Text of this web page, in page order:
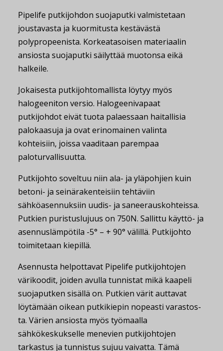
Pipelife putkijohdon suojaputki valmistetaan
joustavasta ja kuormitusta kestävästä
polypropeenista. Korkeatasoisen materiaalin
ansiosta suojaputki säilyttää muotonsa eikä
halkeile.
Jokaisesta putkijohtomallista löytyy myös
halogeeniton versio. Halogeenivapaat
putkijohdot eivät tuota palaessaan haitalli­sia
palokaasuja ja ovat erinomainen valinta
kohteisiin, joissa vaaditaan parempaa
paloturvallisuutta.
Putkijohto soveltuu niin ala- ja yläpohjien kuin
betoni- ja seinä­rakenteisiin tehtäviin
sähköasennuksiin uudis- ja saneeraus­kohteissa.
Putkien puristuslujuus on 750N. Sallittu käyttö- ja
asennuslämpötila -5° – + 90° välillä. Putkijohto
toimitetaan kiepillä.
Asennusta helpottavat Pipelife putkijohtojen
värikoodit, joiden avulla tunnistat mikä kaapeli
suojaputken sisällä on. Putkien värit auttavat
löytämään oikean putkikiepin nopeasti varastos­
ta. Värien ansiosta myös työmaalla
sähkökeskukselle mene­vien putkijohtojen
tarkastus ja tunnistus sujuu vaivatta. Tämä